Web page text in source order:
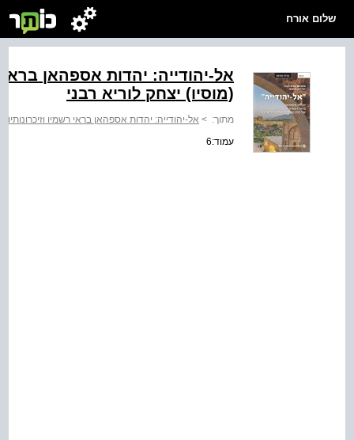
שלום אורח
אל-יהודייה: יהדות אספהאן בראי
(מוסיו) יצחק לוריא רבני
מתוך: > אל-יהודייה: יהדות אספהאן בראי רשמיו
עמוד:6